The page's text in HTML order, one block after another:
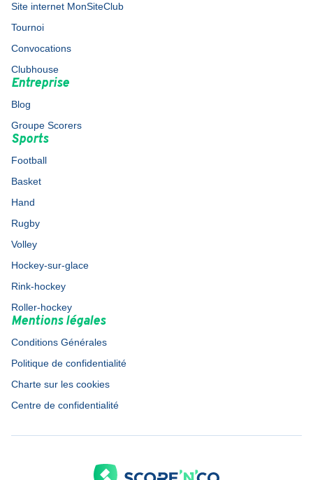
Site internet MonSiteClub
Tournoi
Convocations
Clubhouse
Entreprise
Blog
Groupe Scorers
Sports
Football
Basket
Hand
Rugby
Volley
Hockey-sur-glace
Rink-hockey
Roller-hockey
Mentions légales
Conditions Générales
Politique de confidentialité
Charte sur les cookies
Centre de confidentialité